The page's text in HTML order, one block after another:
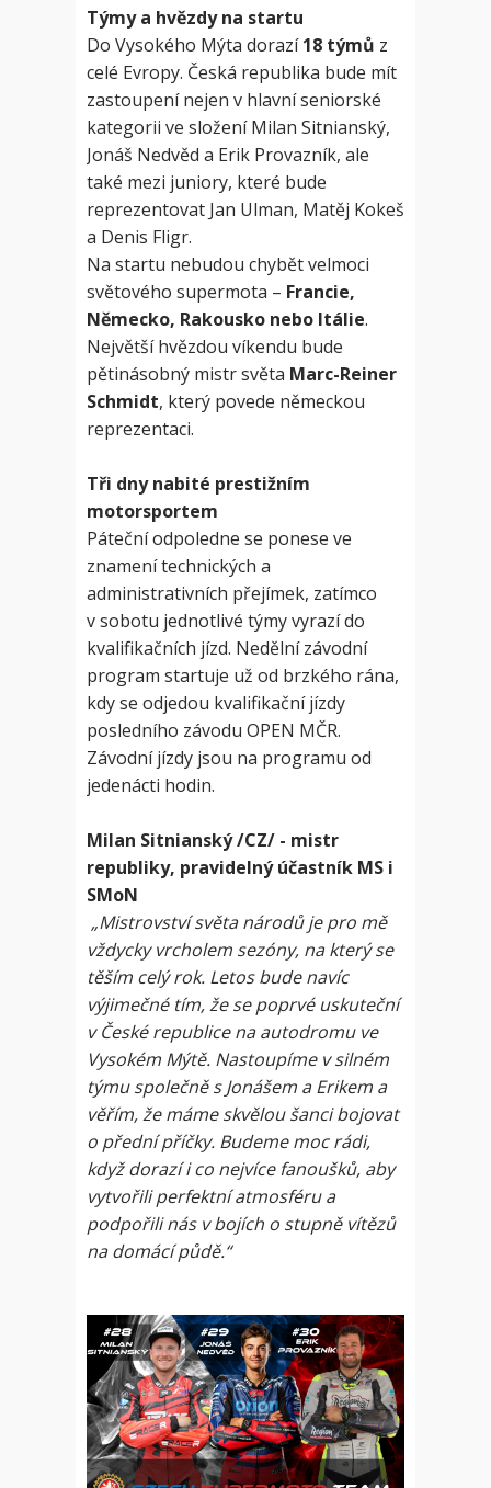
Týmy a hvězdy na startu
Do Vysokého Mýta dorazí18 týmů z
celé Evropy. Česká republika bude mít
zastoupení nejen v hlavní seniorské
kategorii ve složení Milan Sitnianský,
Jonáš Nedvěd a Erik Provazník, ale
také mezi juniory, které bude
reprezentovat Jan Ulman, Matěj Kokeš
a Denis Fligr.
Na startu nebudou chybět velmoci
světového supermota – Francie,
Německo, Rakousko nebo Itálie.
Největší hvězdou víkendu bude
pětinásobný mistr světa Marc-Reiner
Schmidt, který povede německou
reprezentaci.
Tři dny nabité prestižním
motorsportem
Páteční odpoledne se ponese ve
znamení technických a
administrativních přejímek, zatímco
v sobotu jednotlivé týmy vyrazí do
kvalifikačních jízd. Nedělní závodní
program startuje už od brzkého rána,
kdy se odjedou kvalifikační jízdy
posledního závodu OPEN MČR.
Závodní jízdy jsou na programu od
jedenácti hodin.
Milan Sitnianský /CZ/ - mistr
republiky, pravidelný účastník MS i
SMoN
„Mistrovství světa národů je pro mě
vždycky vrcholem sezóny, na který se
těším celý rok. Letos bude navíc
výjimečné tím, že se poprvé uskuteční
v České republice na autodromu ve
Vysokém Mýtě. Nastoupíme v silném
týmu společně s Jonášem a Erikem a
věřím, že máme skvělou šanci bojovat
o přední příčky. Budeme moc rádi,
když dorazí i co nejvíce fanoušků, aby
vytvořili perfektní atmosféru a
podpořili nás v bojích o stupně vítězů
na domácí půdě.“